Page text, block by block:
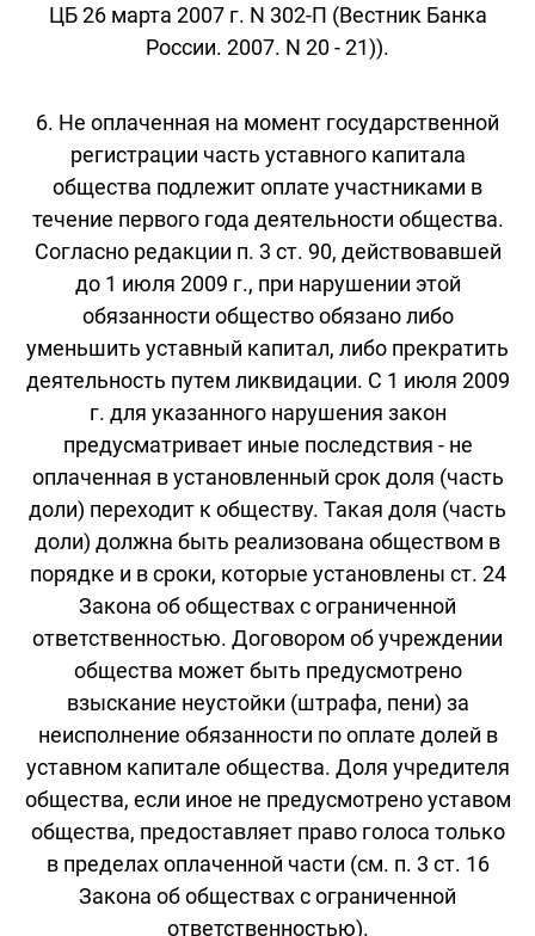
ЦБ 26 марта 2007 г. N 302-П (Вестник Банка
России. 2007. N 20 - 21)).
6. Не оплаченная на момент государственной
регистрации часть уставного капитала
общества подлежит оплате участниками в
течение первого года деятельности общества.
Согласно редакции п. 3 ст. 90, действовавшей
до 1 июля 2009 г., при нарушении этой
обязанности общество обязано либо
уменьшить уставный капитал, либо прекратить
деятельность путем ликвидации. С 1 июля 2009
г. для указанного нарушения закон
предусматривает иные последствия - не
оплаченная в установленный срок доля (часть
доли) переходит к обществу. Такая доля (часть
доли) должна быть реализована обществом в
порядке и в сроки, которые установлены ст. 24
Закона об обществах с ограниченной
ответственностью. Договором об учреждении
общества может быть предусмотрено
взыскание неустойки (штрафа, пени) за
неисполнение обязанности по оплате долей в
уставном капитале общества. Доля учредителя
общества, если иное не предусмотрено уставом
общества, предоставляет право голоса только
в пределах оплаченной части (см. п. 3 ст. 16
Закона об обществах с ограниченной
ответственностью).